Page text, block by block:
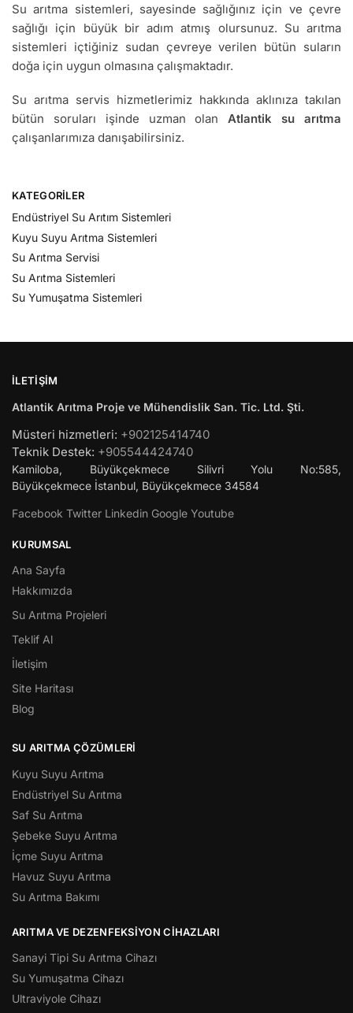
Su arıtma sistemleri, sayesinde sağlığınız için ve çevre
sağlığı için büyük bir adım atmış olursunuz. Su arıtma
sistemleri içtiğiniz sudan çevreye verilen bütün suların
doğa için uygun olmasına çalışmaktadır.
Su arıtma servis hizmetlerimiz hakkında aklınıza takılan
bütün soruları işinde uzman olanAtlantik su arıtma
çalışanlarımıza danışabilirsiniz.
KATEGORILER
Endüstriyel Su Arıtım Sistemleri
Kuyu Suyu Arıtma Sistemleri
Su Arıtma Servisi
Su Arıtma Sistemleri
Su Yumuşatma Sistemleri
İLETIŞIM
Atlantik Arıtma Proje ve Mühendislik San. Tic. Ltd. Şti.
Müsteri hizmetleri: +902125414740
Teknik Destek: +905544424740
Kamiloba, Büyükçekmece Silivri Yolu No:585,
Büyükçekmece İstanbul, Büyükçekmece 34584
Facebook Twitter Linkedin Google Youtube
KURUMSAL
Ana Sayfa
Hakkımızda
Su Arıtma Projeleri
Teklif Al
İletişim
Site Haritası
Blog
SU ARITMA ÇÖZÜMLERI
Kuyu Suyu Arıtma
Endüstriyel Su Arıtma
Saf Su Arıtma
Şebeke Suyu Arıtma
İçme Suyu Arıtma
Havuz Suyu Arıtma
Su Arıtma Bakımı
ARITMA VE DEZENFEKSIYON CIHAZLARI
Sanayi Tipi Su Arıtma Cihazı
Su Yumuşatma Cihazı
Ultraviyole Cihazı